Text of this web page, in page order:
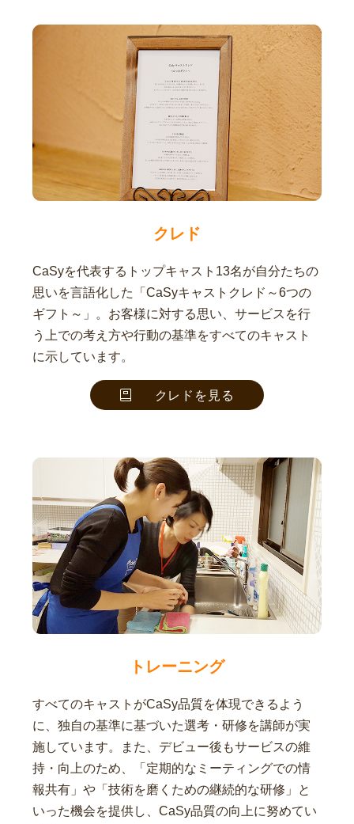
クレド
CaSyを代表するトップキャスト13名が自分たちの
思いを言語化した「CaSyキャストクレド～6つの
ギフト～」。お客様に対する思い、サービスを行
う上での考え方や行動の基準をすべてのキャスト
に示しています。
クレドを見る
トレーニング
すべてのキャストがCaSy品質を体現できるよう
に、独自の基準に基づいた選考・研修を講師が実
施しています。また、デビュー後もサービスの維
持・向上のため、「定期的なミーティングでの情
報共有」や「技術を磨くための継続的な研修」と
いった機会を提供し、CaSy品質の向上に努めてい